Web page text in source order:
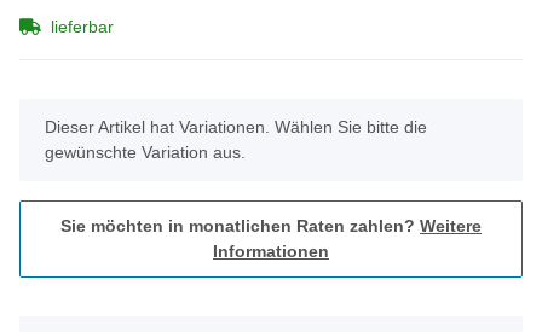
lieferbar
x
Dieser Artikel hat Variationen. Wählen Sie bitte die
gewünschte Variation aus.
Sie möchten in monatlichen Raten zahlen? Weitere
Informationen